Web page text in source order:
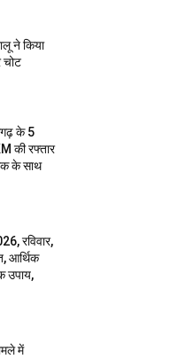
ने किया
चोट
के 5
की रफ्तार
के साथ
रविवार,
आर्थिक
उपाय,
में